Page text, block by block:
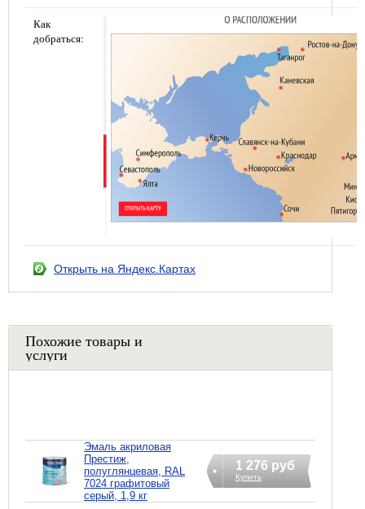
Как
добраться:
Открыть на Яндекс.Картах
Похожие товары и
услуги
Эмаль акриловая
Престиж,
полуглянцевая, RAL
7024 графитовый
серый, 1,9 кг
1 276 руб
Купить